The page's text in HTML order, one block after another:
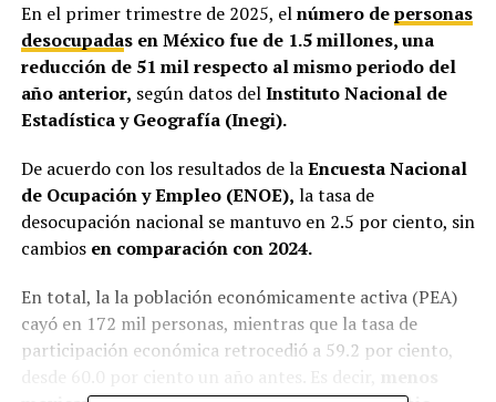
En el primer trimestre de 2025, elnúmero depersonas
desocupadas en México fue de 1.5 millones, una
reducción de 51 mil respecto al mismo periodo del
año anterior, según datos delInstituto Nacional de
Estadística y Geografía (Inegi).
De acuerdo con los resultados de laEncuesta Nacional
de Ocupación y Empleo (ENOE), la tasa de
desocupación nacional se mantuvo en 2.5 por ciento, sin
cambiosen comparación con 2024.
En total, la la población económicamente activa (PEA)
cayó en 172 mil personas, mientras que la tasa de
participación económica retrocedió a 59.2 por ciento,